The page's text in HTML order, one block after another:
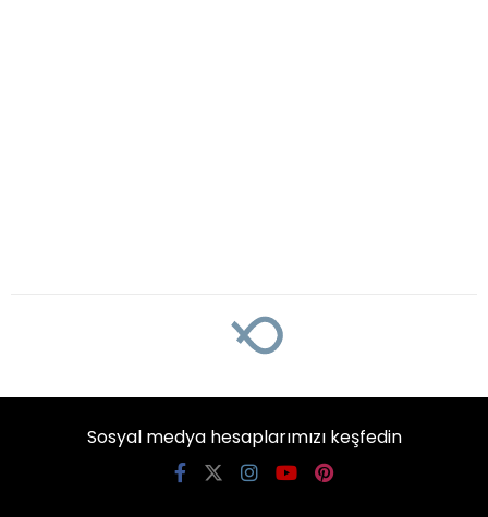
Sosyal medya hesaplarımızı keşfedin